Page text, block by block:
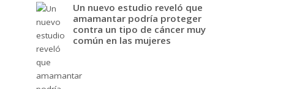
Un nuevo estudio reveló que
amamantar podría proteger
contra un tipo de cáncer muy
común en las mujeres